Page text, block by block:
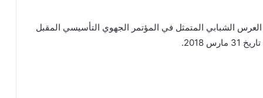
الشبابي المتمثل في المؤتمر الجهوي التأسيسي المقبل
2018.